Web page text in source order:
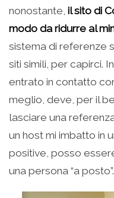
nonostante, il sito di
modo da ridurre al
sistema di referenze
siti simili, per capirci.
entrato in contatto
meglio, deve, per il
lasciare una
un host mi imbatto in
positive, posso
una persona “a posto”.